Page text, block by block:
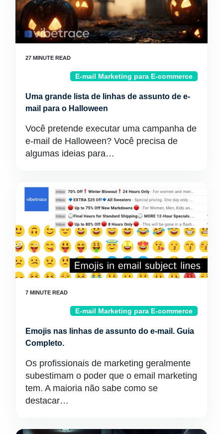
E-mail Marketing para E-commerce
Uma grande lista de linhas de assunto de e-
mail para o Halloween
Você pretende executar uma campanha de
e-mail de Halloween? Você precisa de
algumas ideias para…
E-mail Marketing para E-commerce
Emojis nas linhas de assunto do e-mail. Guia
Completo.
Os profissionais de marketing geralmente
subestimam o poder que o email marketing
tem. A maioria não sabe como se
destacar…